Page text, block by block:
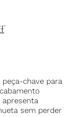
chave para
apresenta
sem perder